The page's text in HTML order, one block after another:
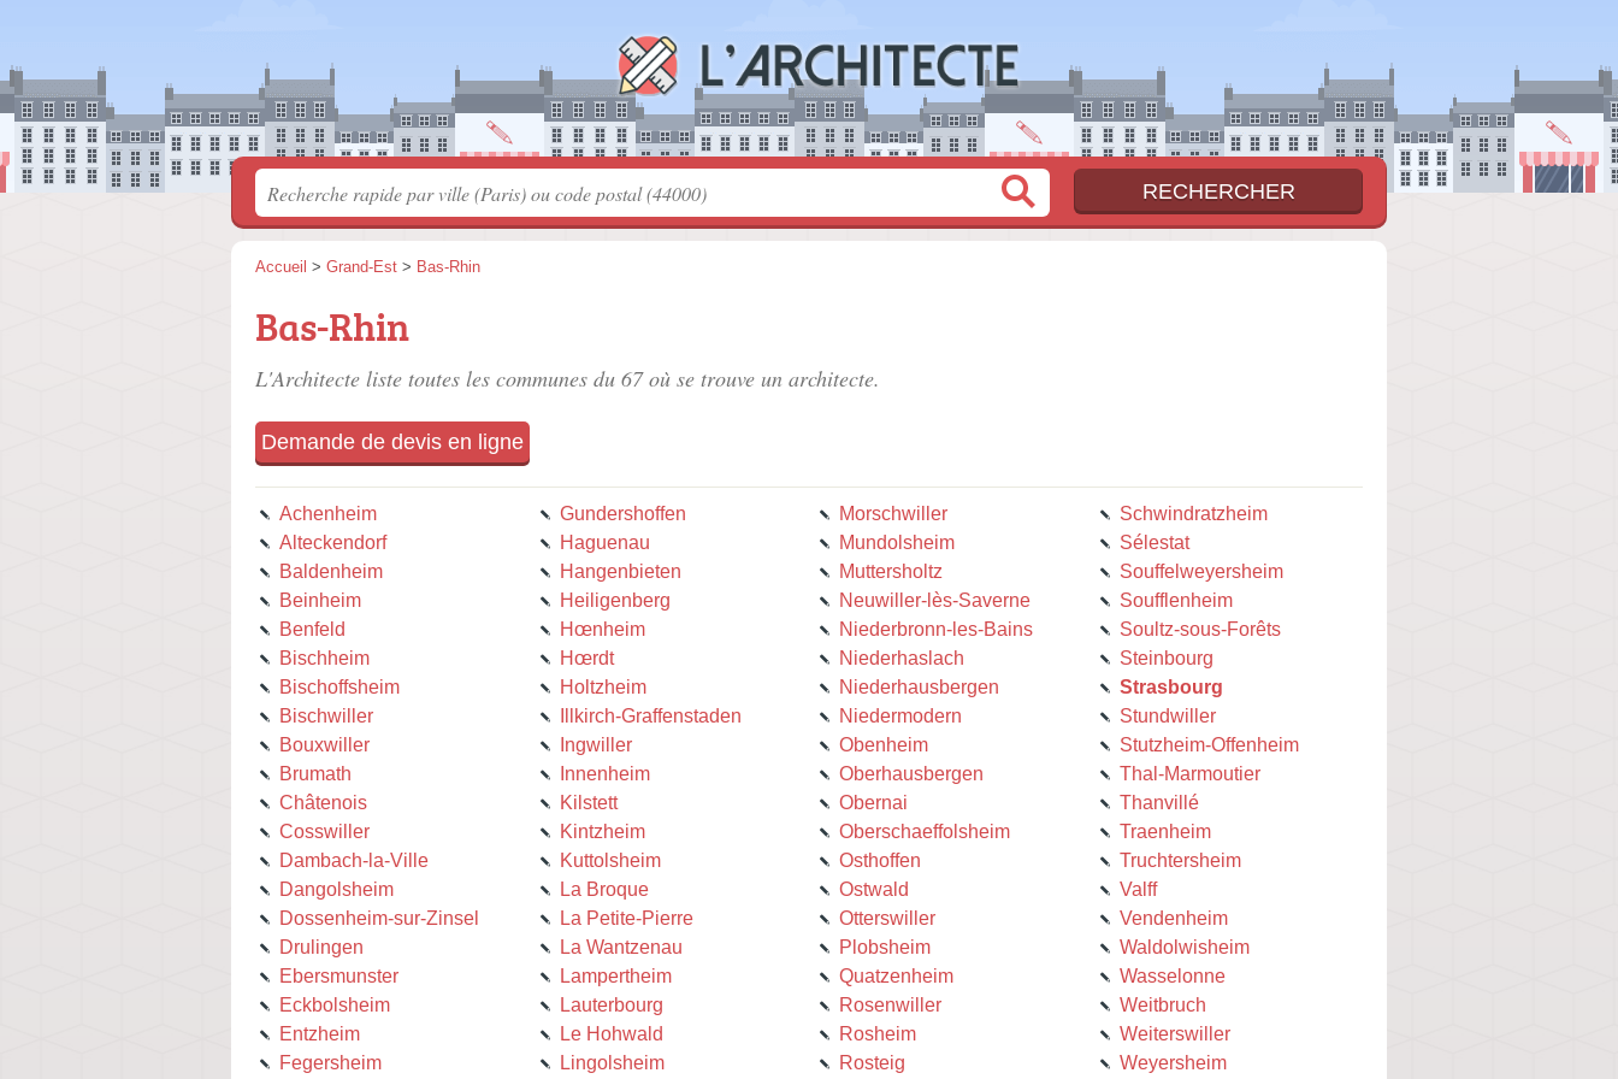
Accueil > Grand-Est > Bas-Rhin
Bas-Rhin
L'Architecte liste toutes les communes du 67 où se trouve un architecte.
Demande de devis en ligne
Achenheim
Alteckendorf
Baldenheim
Beinheim
Benfeld
Bischheim
Bischoffsheim
Bischwiller
Bouxwiller
Brumath
Châtenois
Cosswiller
Dambach-la-Ville
Dangolsheim
Dossenheim-sur-Zinsel
Drulingen
Ebersmunster
Eckbolsheim
Entzheim
Fegersheim
Gundershoffen
Haguenau
Hangenbieten
Heiligenberg
Hœnheim
Hœrdt
Holtzheim
Illkirch-Graffenstaden
Ingwiller
Innenheim
Kilstett
Kintzheim
Kuttolsheim
La Broque
La Petite-Pierre
La Wantzenau
Lampertheim
Lauterbourg
Le Hohwald
Lingolsheim
Morschwiller
Mundolsheim
Muttersholtz
Neuwiller-lès-Saverne
Niederbronn-les-Bains
Niederhaslach
Niederhausbergen
Niedermodern
Obenheim
Oberhausbergen
Obernai
Oberschaeffolsheim
Osthoffen
Ostwald
Otterswiller
Plobsheim
Quatzenheim
Rosenwiller
Rosheim
Rosteig
Schwindratzheim
Sélestat
Souffelweyersheim
Soufflenheim
Soultz-sous-Forêts
Steinbourg
Strasbourg
Stundwiller
Stutzheim-Offenheim
Thal-Marmoutier
Thanvillé
Traenheim
Truchtersheim
Valff
Vendenheim
Waldolwisheim
Wasselonne
Weitbruch
Weiterswiller
Weyersheim